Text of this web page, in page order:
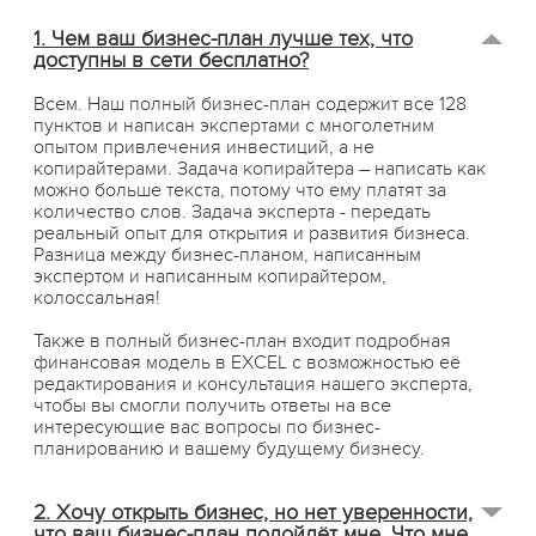
1. Чем ваш бизнес-план лучше тех, что
доступны в сети бесплатно?
Всем. Наш полный бизнес-план содержит все 128
пунктов и написан экспертами с многолетним
опытом привлечения инвестиций, а не
копирайтерами. Задача копирайтера – написать как
можно больше текста, потому что ему платят за
количество слов. Задача эксперта - передать
реальный опыт для открытия и развития бизнеса.
Разница между бизнес-планом, написанным
экспертом и написанным копирайтером,
колоссальная!
Также в полный бизнес-план входит подробная
финансовая модель в EXCEL с возможностью её
редактирования и консультация нашего эксперта,
чтобы вы смогли получить ответы на все
интересующие вас вопросы по бизнес-
планированию и вашему будущему бизнесу.
2. Хочу открыть бизнес, но нет уверенности,